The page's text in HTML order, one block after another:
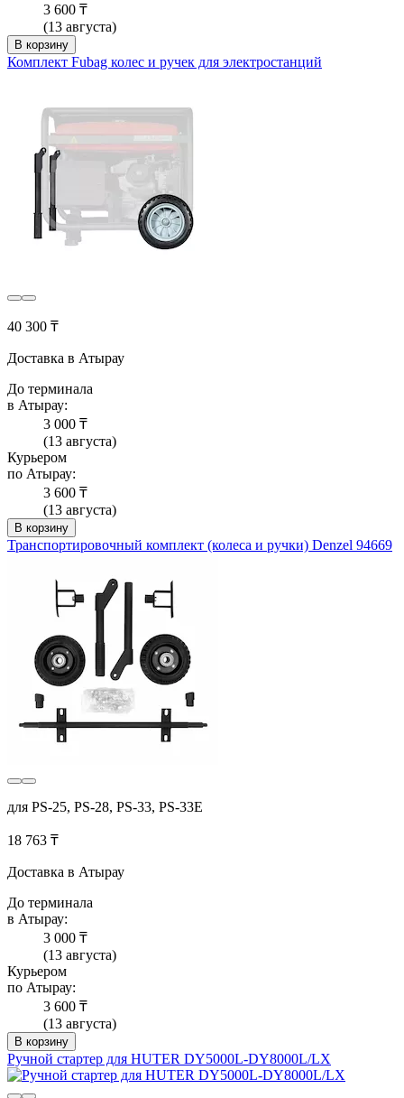
3 600 ₸
(13 августа)
В корзину
Комплект Fubag колес и ручек для электростанций
40 300 ₸
Доставка в Атырау
До терминала
в Атырау:
3 000 ₸
(13 августа)
Курьером
по Атырау:
3 600 ₸
(13 августа)
В корзину
Транспортировочный комплект (колеса и ручки) Denzel 94669
для PS-25, PS-28, PS-33, PS-33E
18 763 ₸
Доставка в Атырау
До терминала
в Атырау:
3 000 ₸
(13 августа)
Курьером
по Атырау:
3 600 ₸
(13 августа)
В корзину
Ручной стартер для HUTER DY5000L-DY8000L/LX